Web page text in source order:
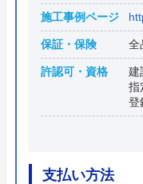
施工事例ページ
保証・保険 全
許認可・資格
建
指
登
支払い方法